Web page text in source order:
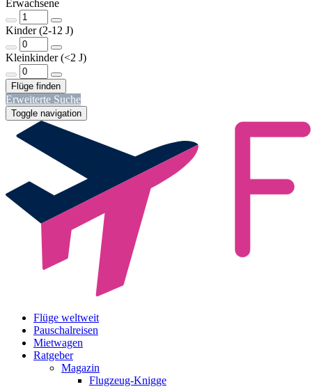
Erwachsene
Kinder (2-12 J)
Kleinkinder (<2 J)
Erweiterte Suche
Toggle navigation
Flüge weltweit
Pauschalreisen
Mietwagen
Ratgeber
Magazin
Flugzeug-Knigge